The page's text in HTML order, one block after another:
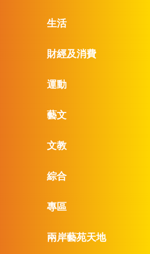
生活
財經及消費
運動
藝文
文教
綜合
專區
兩岸藝苑天地